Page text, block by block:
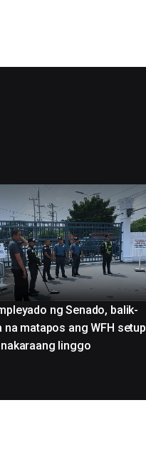
ng Senado, balik-
na matapos ang WFH setup
linggo